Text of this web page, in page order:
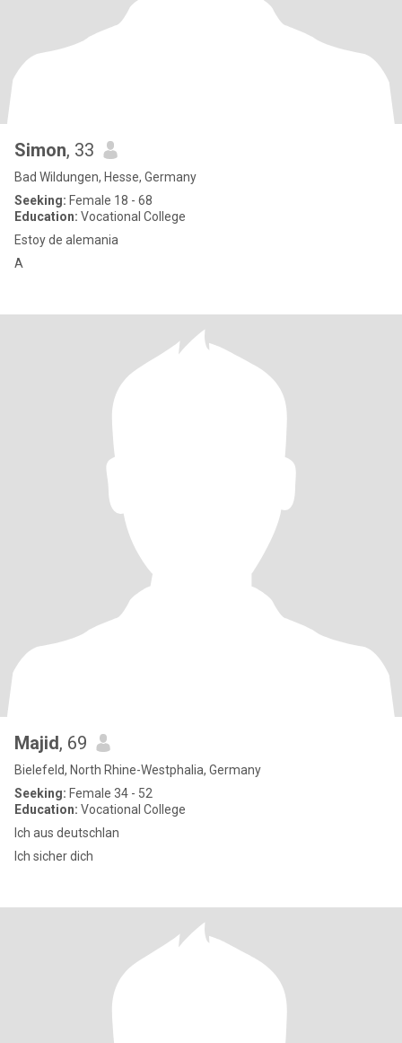
Simon, 33
Bad Wildungen, Hesse, Germany
Seeking: Female 18 - 68
Education: Vocational College
Estoy de alemania
A
Majid, 69
Bielefeld, North Rhine-Westphalia, Germany
Seeking: Female 34 - 52
Education: Vocational College
Ich aus deutschlan
Ich sicher dich